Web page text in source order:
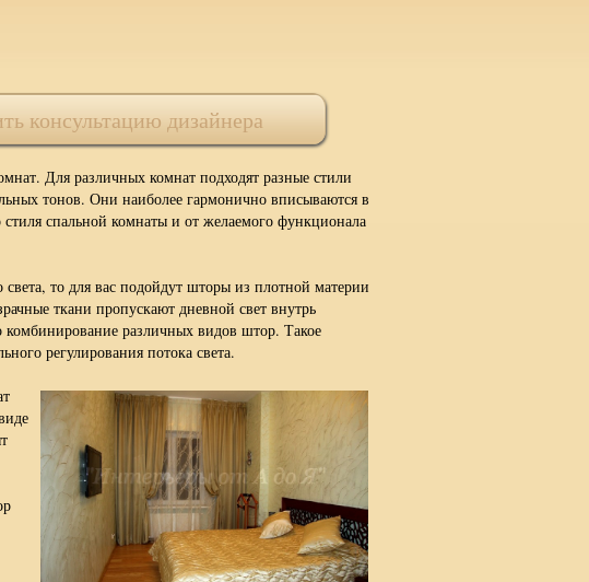
консультацию дизайнера
Для различных комнат подходят разные стили
тонов. Они наиболее гармонично вписываются в
спальной комнаты и от желаемого функционала
то для вас подойдут шторы из плотной материи
ткани пропускают дневной свет внутрь
различных видов штор. Такое
регулирования потока света.